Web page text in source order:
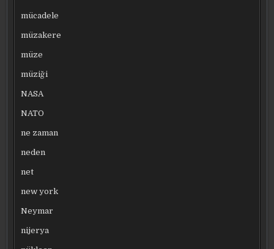
mücadele
müzakere
müze
müziği
NASA
NATO
ne zaman
neden
net
new york
Neymar
nijerya